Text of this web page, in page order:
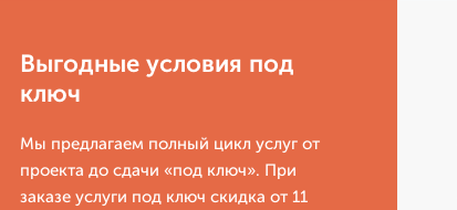
Выгодные условия под
ключ
Мы предлагаем полный цикл услуг от
проекта до сдачи «под ключ». При
заказе услуги под ключ скидка от 11